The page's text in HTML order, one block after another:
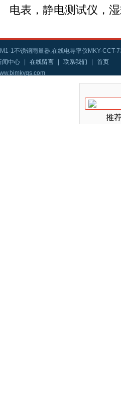
电表，静电测试仪，
1不锈钢雨量器,在线电导率仪MKY-CCT-
闻中心 在线留言 联系我们
首页
推